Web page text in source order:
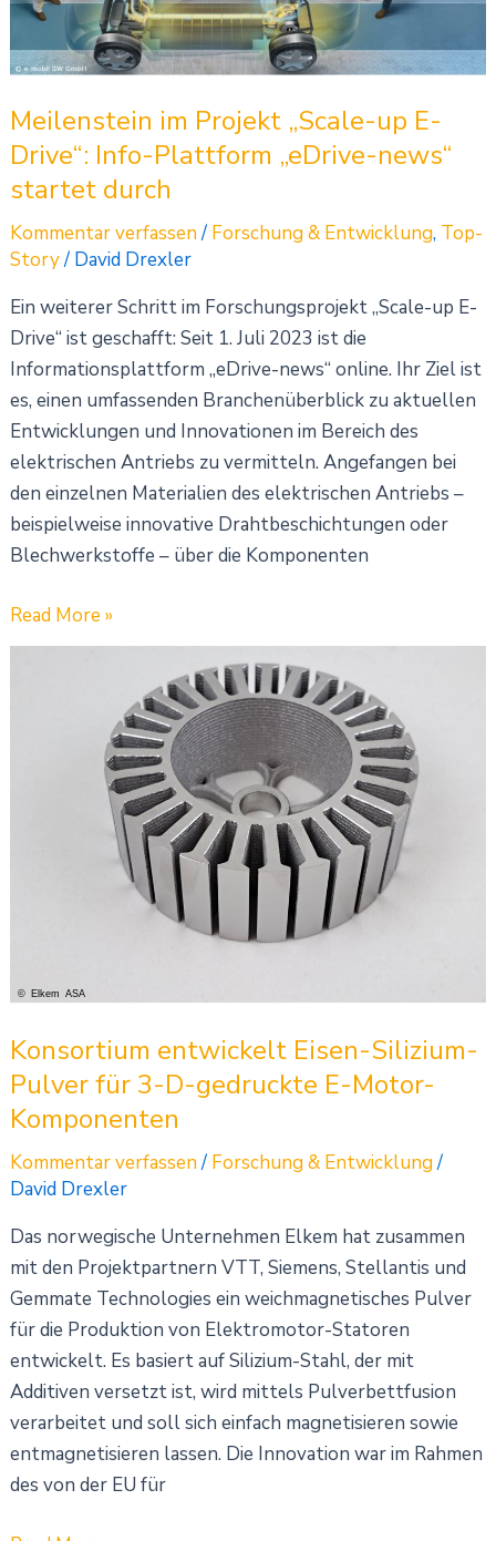
Meilenstein im Projekt „Scale-up E-
Drive“: Info-Plattform „eDrive-news“
startet durch
Kommentar verfassen/ Forschung & Entwicklung, Top-
Story/ David Drexler
Ein weiterer Schritt im Forschungsprojekt „Scale-up E-
Drive“ ist geschafft: Seit 1. Juli 2023 ist die
Informationsplattform „eDrive-news“ online. Ihr Ziel ist
es, einen umfassenden Branchenüberblick zu aktuellen
Entwicklungen und Innovationen im Bereich des
elektrischen Antriebs zu vermitteln. Angefangen bei
den einzelnen Materialien des elektrischen Antriebs –
beispielweise innovative Drahtbeschichtungen oder
Blechwerkstoffe – über die Komponenten
E-
Info-
„eDrive-
news“
startet
durch
Read More »
Konsortium entwickelt Eisen-Silizium-
Pulver für 3-D-gedruckte E-Motor-
Komponenten
Kommentar verfassen/ Forschung & Entwicklung/
David Drexler
Das norwegische Unternehmen Elkem hat zusammen
mit den Projektpartnern VTT, Siemens, Stellantis und
Gemmate Technologies ein weichmagnetisches Pulver
für die Produktion von Elektromotor-Statoren
entwickelt. Es basiert auf Silizium-Stahl, der mit
Additiven versetzt ist, wird mittels Pulverbettfusion
verarbeitet und soll sich einfach magnetisieren sowie
entmagnetisieren lassen. Die Innovation war im Rahmen
des von der EU für
Komponenten